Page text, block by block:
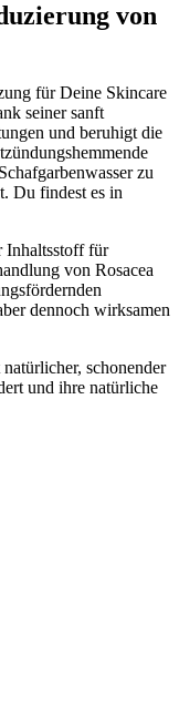
von
für Deine Skincare
seiner sanft
und beruhigt die
zu
Du findest es in
Inhaltsstoff für
von Rosacea
dennoch wirksamen
schonender
und ihre natürliche